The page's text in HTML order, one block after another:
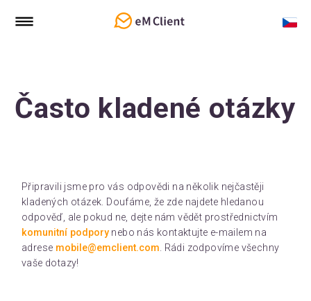
Často kladené otázky
Připravili jsme pro vás odpovědi na několik nejčastěji
kladených otázek. Doufáme, že zde najdete hledanou
odpověď, ale pokud ne, dejte nám vědět prostřednictvím
komunitní podpory nebo nás kontaktujte e-mailem na
adrese mobile@emclient.com . Rádi zodpovíme všechny
vaše dotazy!